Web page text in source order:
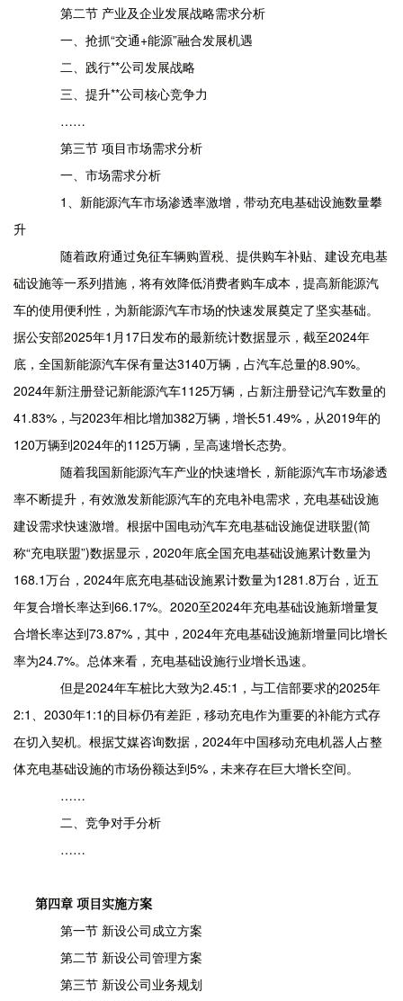
第二节 产业及企业发展战略需求分析
一、抢抓“交通+能源”融合发展机遇
二、践行**公司发展战略
三、提升**公司核心竞争力
……
第三节 项目市场需求分析
一、市场需求分析
1、新能源汽车市场渗透率激增，带动充电基础设施数量攀
升
随着政府通过免征车辆购置税、提供购车补贴、建设充电基
础设施等一系列措施，将有效降低消费者购车成本，提高新能源汽
车的使用便利性，为新能源汽车市场的快速发展奠定了坚实基础。
据公安部2025年1月17日发布的最新统计数据显示，截至2024年
底，全国新能源汽车保有量达3140万辆，占汽车总量的8.90%。
2024年新注册登记新能源汽车1125万辆，占新注册登记汽车数量的
41.83%，与2023年相比增加382万辆，增长51.49%，从2019年的
120万辆到2024年的1125万辆，呈高速增长态势。
随着我国新能源汽车产业的快速增长，新能源汽车市场渗透
率不断提升，有效激发新能源汽车的充电补电需求，充电基础设施
建设需求快速激增。根据中国电动汽车充电基础设施促进联盟(简
称“充电联盟”)数据显示，2020年底全国充电基础设施累计数量为
168.1万台，2024年底充电基础设施累计数量为1281.8万台，近五
年复合增长率达到66.17%。2020至2024年充电基础设施新增量复
合增长率达到73.87%，其中，2024年充电基础设施新增量同比增长
率为24.7%。总体来看，充电基础设施行业增长迅速。
但是2024年车桩比大致为2.45:1，与工信部要求的2025年
2:1、2030年1:1的目标仍有差距，移动充电作为重要的补能方式存
在切入契机。根据艾媒咨询数据，2024年中国移动充电机器人占整
体充电基础设施的市场份额达到5%，未来存在巨大增长空间。
……
二、竞争对手分析
……
第四章 项目实施方案
第一节 新设公司成立方案
第二节 新设公司管理方案
第三节 新设公司业务规划